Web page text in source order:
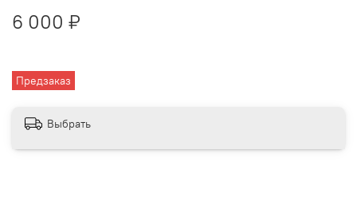
Предзаказ
6 000 ₽
Выбрать